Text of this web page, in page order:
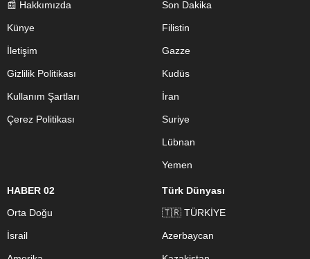
📰 Hakkımızda
Künye
İletişim
Gizlilik Politikası
Kullanım Şartları
Çerez Politikası
Son Dakika
Filistin
Gazze
Kudüs
İran
Suriye
Lübnan
Yemen
HABER 02
Orta Doğu
İsrail
Türk Dünyası
🇹🇷 TÜRKİYE
Azerbaycan